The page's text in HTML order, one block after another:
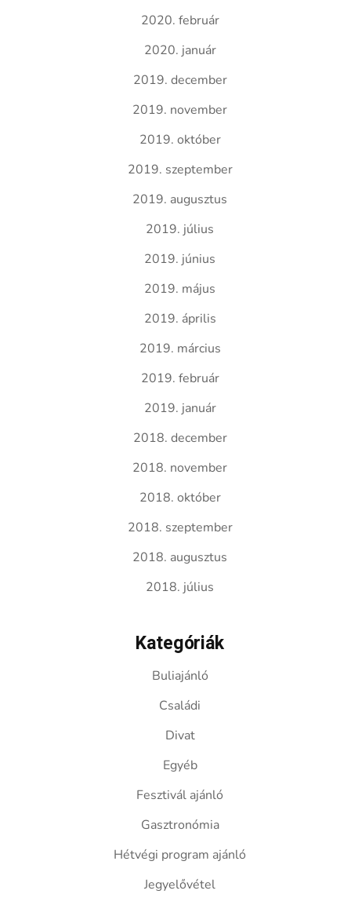
2020. február
2020. január
2019. december
2019. november
2019. október
2019. szeptember
2019. augusztus
2019. július
2019. június
2019. május
2019. április
2019. március
2019. február
2019. január
2018. december
2018. november
2018. október
2018. szeptember
2018. augusztus
2018. július
Kategóriák
Buliajánló
Családi
Divat
Egyéb
Fesztivál ajánló
Gasztronómia
Hétvégi program ajánló
Jegyelővétel